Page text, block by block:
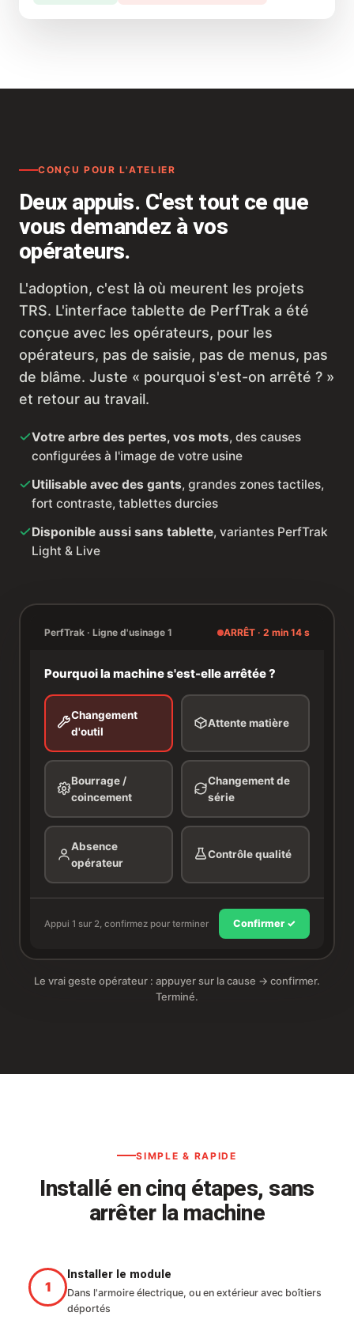
CONÇU POUR L'ATELIER
Deux appuis. C'est tout ce que
vous demandez à vos
opérateurs.
L'adoption, c'est là où meurent les projets
TRS. L'interface tablette de PerfTrak a été
conçue avec les opérateurs, pour les
opérateurs, pas de saisie, pas de menus, pas
de blâme. Juste « pourquoi s'est-on arrêté ? »
et retour au travail.
Votre arbre des pertes, vos mots, des causes
configurées à l'image de votre usine
Utilisable avec des gants, grandes zones tactiles,
fort contraste, tablettes durcies
Disponible aussi sans tablette, variantes PerfTrak
Light & Live
PerfTrak · Ligne d'usinage 1 ARRÊT · 2 min 14 s
Pourquoi la machine s'est-elle arrêtée ?
Changement
d'outil
Attente matière
Bourrage /
coincement
Changement de
série
Absence
opérateur
Contrôle qualité
Appui 1 sur 2, confirmez pour terminer Confirmer ✓
Le vrai geste opérateur : appuyer sur la cause → confirmer.
Terminé.
SIMPLE & RAPIDE
Installé en cinq étapes, sans
arrêter la machine
Installer le module
Dans l'armoire électrique, ou en extérieur avec boîtiers
déportés